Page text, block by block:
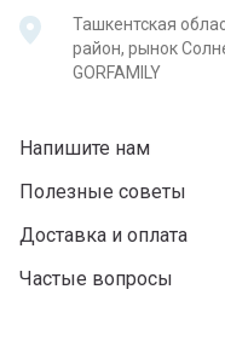
Ташкентская
район, рынок
GORFAMILY
Напишите нам
Полезные советы
Доставка и оплата
Частые вопросы